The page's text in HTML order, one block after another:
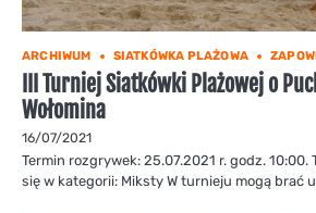
ARCHIWUM SIATKÓWKA PLAŻOWA
III Turniej Siatkówki Plażowej o
Wołomina
16/07/2021
Termin rozgrywek: 25.07.2021 r. godz. 10:00.
się w kategorii: Miksty W turnieju mogą brać